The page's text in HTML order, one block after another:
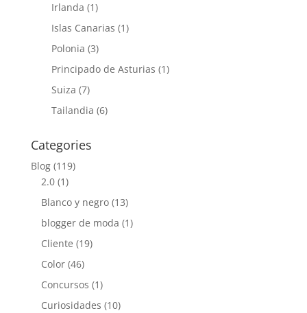
Irlanda (1)
Islas Canarias (1)
Polonia (3)
Principado de Asturias (1)
Suiza (7)
Tailandia (6)
Categories
Blog(119)
2.0(1)
Blanco y negro(13)
blogger de moda (1)
Cliente (19)
Color(46)
Concursos (1)
Curiosidades (10)